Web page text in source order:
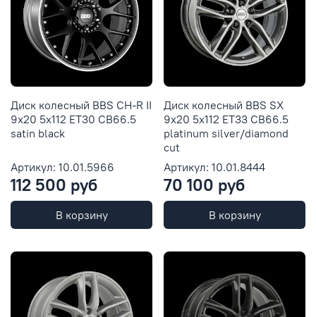
Диск колесный BBS CH-R II
9x20 5x112 ET30 CB66.5
satin black
Артикул: 10.01.5966
112 500 руб
В корзину
Диск колесный BBS SX
9x20 5x112 ET33 CB66.5
platinum silver/diamond
cut
Артикул: 10.01.8444
70 100 руб
В корзину